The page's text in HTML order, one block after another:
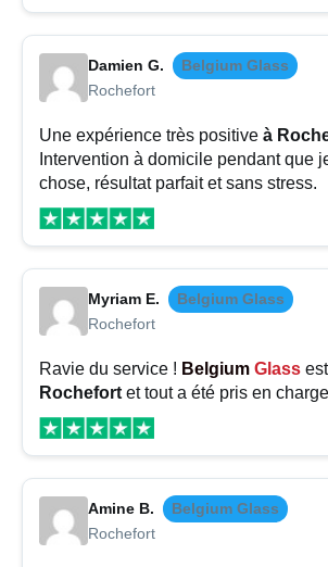
Damien G.
Belgium Glass
Rochefort
Une expérience très positive à
Intervention à domicile pendant que
chose, résultat parfait et sans stress.
Myriam E.
Belgium Glass
Rochefort
Ravie du service ! Belgium Glass
Rochefort et tout a été pris en
Amine B.
Belgium Glass
Rochefort